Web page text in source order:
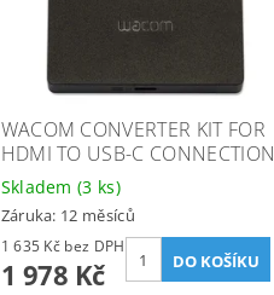
WACOM CONVERTER KIT FOR
HDMI TO USB-C CONNECTION
Skladem(3 ks)
Záruka: 12 měsíců
1 635 Kč bez DPH
1 978 Kč